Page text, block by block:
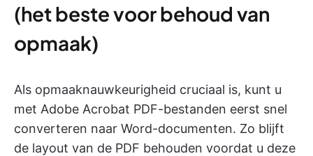
(het beste voor behoud van
opmaak)
Als opmaaknauwkeurigheid cruciaal is, kunt u
met Adobe Acrobat PDF-bestanden eerst snel
converteren naar Word-documenten. Zo blijft
de layout van de PDF behouden voordat u deze